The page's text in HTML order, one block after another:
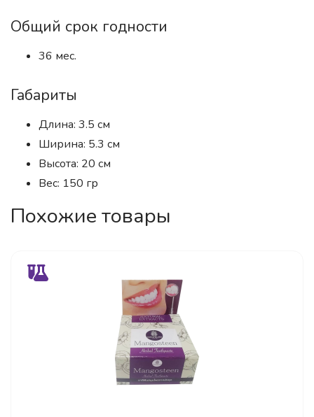
Общий срок годности
36 мес.
Габариты
Длина: 3.5 см
Ширина: 5.3 см
Высота: 20 см
Вес: 150 гр
Похожие товары